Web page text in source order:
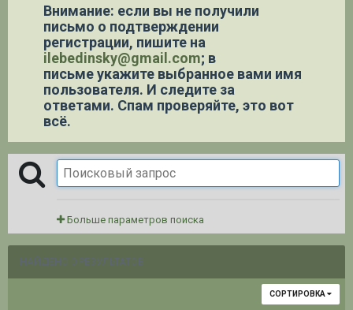
Внимание: если вы не получили
письмо о подтверждении
регистрации, пишите на
ilebedinsky@gmail.com; в
письме укажите выбранное вами имя
пользователя. И следите за
ответами. Спам проверяйте, это вот
всё.
Больше параметров поиска
НАЙДЕНО 0 РЕЗУЛЬТАТОВ
СОРТИРОВКА